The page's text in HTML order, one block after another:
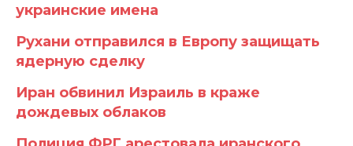
украинские имена
Рухани отправился в Европу защищать
ядерную сделку
Иран обвинил Израиль в краже
дождевых облаков